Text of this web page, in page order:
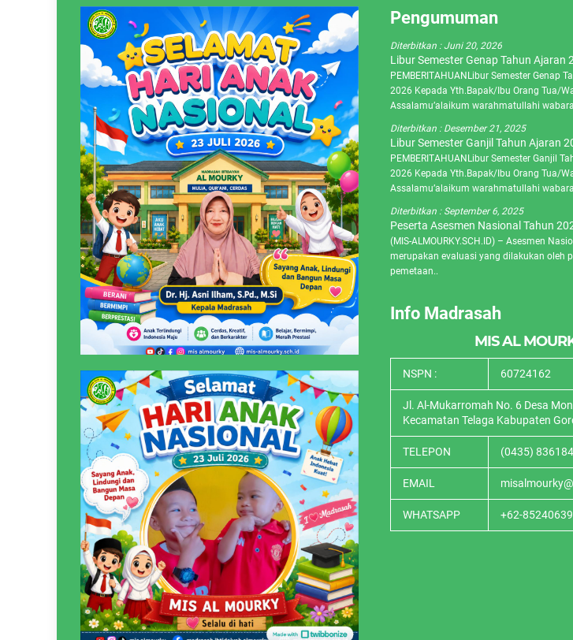
Pengumuman
Diterbitkan :Juni 20, 2026
Libur Semester Genap Tahun Ajaran
PEMBERITAHUANLibur Semester Genap
2026 Kepada Yth.Bapak/Ibu Orang Tua/
Assalamu’alaikum warahmatullahi
Diterbitkan : Desember 21, 2025
Libur Semester Ganjil Tahun Ajaran
PEMBERITAHUANLibur Semester Ganjil
2026 Kepada Yth.Bapak/Ibu Orang Tua/
Assalamu’alaikum warahmatullahi
Diterbitkan : September 6, 2025
Peserta Asesmen Nasional Tahun
(MIS-ALMOURKY.SCH.ID) – Asesmen
merupakan evaluasi yang dilakukan oleh
pemetaan..
Info Madrasah
MIS AL
NSPN : 60724162
Jl. Al-Mukarromah No. 6 Desa
Kecamatan Telaga Kabupaten
TELEPON (0435)
EMAIL
WHATSAPP +62-